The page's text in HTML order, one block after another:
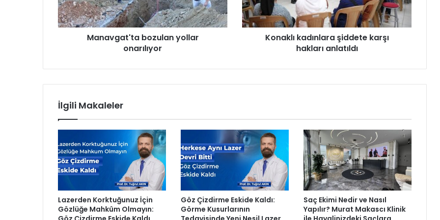
a
t
'
o
l
a
n
y
l
l
a
o
n
a
Manavgat'ta bozulan yollar
onarılıyor
ı
k
a
l
i
d
d
e
t
k
a
r
ş
Konaklı kadınlara şiddete karşı
hakları anlatıldı
İlgili Makaleler
Lazerden Korktuğunuz İçin
Gözlüğe Mahkûm Olmayın:
Göz Çizdirme Eskide Kaldı:
Görme Kusurlarının
Saç Ekimi Nedir ve Nasıl
Yapılır? Murat Makascı Klinik